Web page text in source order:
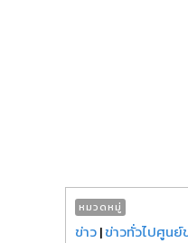
หมวดหมู่
ข่าว|ข่าวทั่วไปศูน